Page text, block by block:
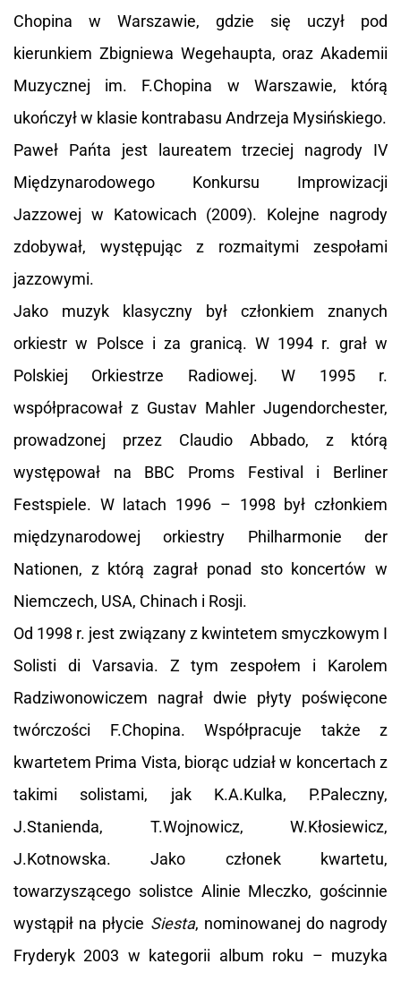
Chopina w Warszawie, gdzie się uczył pod
kierunkiem Zbigniewa Wegehaupta, oraz Akademii
Muzycznej im. F.Chopina w Warszawie, którą
ukończył w klasie kontrabasu Andrzeja Mysińskiego.
Paweł Pańta jest laureatem trzeciej nagrody IV
Międzynarodowego Konkursu Improwizacji
Jazzowej w Katowicach (2009). Kolejne nagrody
zdobywał, występując z rozmaitymi zespołami
jazzowymi.
Jako muzyk klasyczny był członkiem znanych
orkiestr w Polsce i za granicą. W 1994 r. grał w
Polskiej Orkiestrze Radiowej. W 1995 r.
współpracował z Gustav Mahler Jugendorchester,
prowadzonej przez Claudio Abbado, z którą
występował na BBC Proms Festival i Berliner
Festspiele. W latach 1996 – 1998 był członkiem
międzynarodowej orkiestry Philharmonie der
Nationen, z którą zagrał ponad sto koncertów w
Niemczech, USA, Chinach i Rosji.
Od 1998 r. jest związany z kwintetem smyczkowym I
Solisti di Varsavia. Z tym zespołem i Karolem
Radziwonowiczem nagrał dwie płyty poświęcone
twórczości F.Chopina. Współpracuje także z
kwartetem Prima Vista, biorąc udział w koncertach z
takimi solistami, jak K.A.Kulka, P.Paleczny,
J.Stanienda, T.Wojnowicz, W.Kłosiewicz,
J.Kotnowska. Jako członek kwartetu,
towarzyszącego solistce Alinie Mleczko, gościnnie
wystąpił na płycie Siesta, nominowanej do nagrody
Fryderyk 2003 w kategorii album roku – muzyka